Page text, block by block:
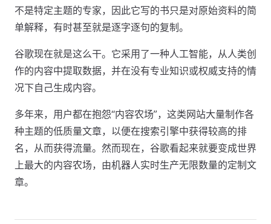
不是特定主题的专家，因此它写的书只是对原始资料的简
单解释，有时甚至就是逐字逐句的复制。
谷歌现在就是这么干。它采用了一种人工智能，从人类创
作的内容中提取数据，并在没有专业知识或权威支持的情
况下自己生成内容。
多年来，用户都在抱怨“内容农场”，这类网站大量制作各
种主题的低质量文章，以便在搜索引擎中获得较高的排
名，从而获得流量。然而现在，谷歌看起来就要变成世界
上最大的内容农场，由机器人实时生产无限数量的定制文
章。